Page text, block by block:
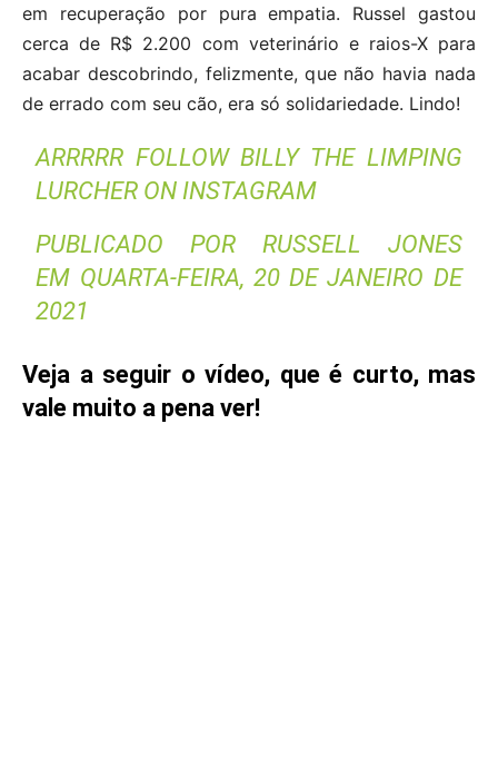
em recuperação por pura empatia. Russel gastou
cerca de R$ 2.200 com veterinário e raios-X para
acabar descobrindo, felizmente, que não havia nada
de errado com seu cão, era só solidariedade. Lindo!
ARRRRR FOLLOW BILLY THE LIMPING
LURCHER ON INSTAGRAM
PUBLICADO POR RUSSELL JONES
EM QUARTA-FEIRA, 20 DE JANEIRO DE
2021
Veja a seguir o vídeo, que é curto, mas
vale muito a pena ver!